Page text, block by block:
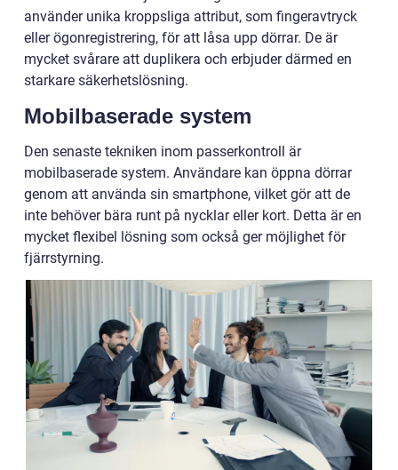
använder unika kroppsliga attribut, som fingeravtryck
eller ögonregistrering, för att låsa upp dörrar. De är
mycket svårare att duplikera och erbjuder därmed en
starkare säkerhetslösning.
Mobilbaserade system
Den senaste tekniken inom passerkontroll är
mobilbaserade system. Användare kan öppna dörrar
genom att använda sin smartphone, vilket gör att de
inte behöver bära runt på nycklar eller kort. Detta är en
mycket flexibel lösning som också ger möjlighet för
fjärrstyrning.